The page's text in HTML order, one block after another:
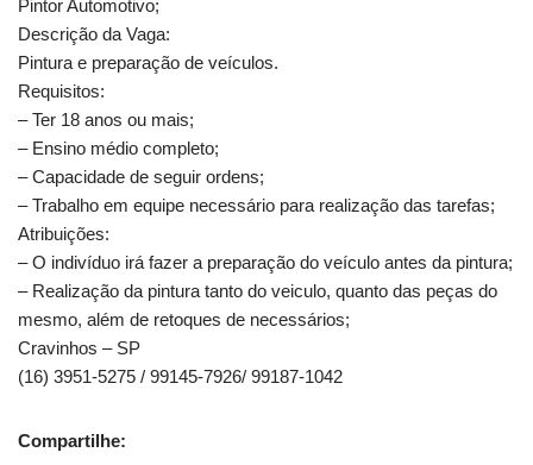
Pintor Automotivo;
Descrição da Vaga:
Pintura e preparação de veículos.
Requisitos:
– Ter 18 anos ou mais;
– Ensino médio completo;
– Capacidade de seguir ordens;
– Trabalho em equipe necessário para realização das tarefas;
Atribuições:
– O indivíduo irá fazer a preparação do veículo antes da pintura;
– Realização da pintura tanto do veiculo, quanto das peças do
mesmo, além de retoques de necessários;
Cravinhos – SP
(16) 3951-5275 / 99145-7926/ 99187-1042
Compartilhe: